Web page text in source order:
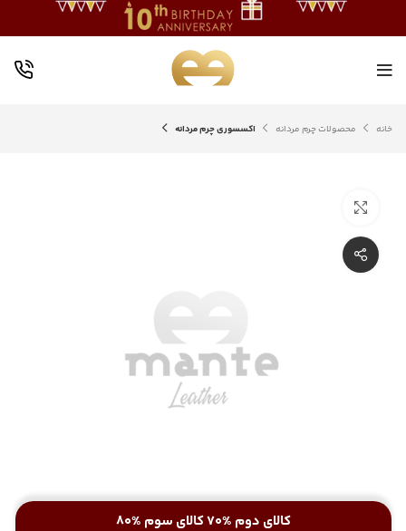
خانه محصولات چرم مردانه اکسسوری چرم مردانه
کالای دوم %70 کالای سوم %80